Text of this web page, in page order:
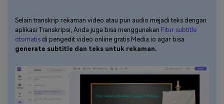
Selain transkrip rekaman video atau pun audio mejadi teks dengan
aplikasi Transkripsi, Anda juga bisa menggunakan Fitur subtitle
otomatis di pengedit video online gratis Media.io agar bisa
generate subtitle dan teks untuk rekaman.